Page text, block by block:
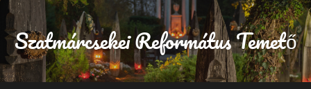
Szatmárcsekei Református Temető